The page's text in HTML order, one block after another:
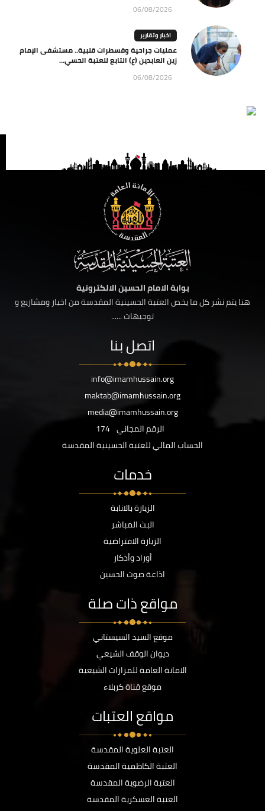
06/08/2026
اخبار وتقارير
عمليات جراحية وقسطرات قلبية.. مستشفى الإمام
زين العابدين (ع) التابع للعتبة الحسي...
06/08/2026
بوابة الامام الحسين الالكترونية
هنا يتم نشر كل ما يخص العتبة الحسينية المقدسة من اخبار ومشاريع و
توجيهات ......
اتصل بنا
info@imamhussain.org
maktab@imamhussain.org
media@imamhussain.org
الرقم المجاني 174
الحساب المالي للعتبة الحسينية المقدسة
خدمات
الزيارة بالانابة
البث المباشر
الزيارة الافتراضية
أوراد وأذكار
اذاعة صوت الحسين
مواقع ذات صلة
موقع السيد السيستاني
ديوان الوقف الشيعي
الامانة العامة للمزارات الشيعية
موقع قناة كربلاء
مواقع العتبات
العتبة العلوية المقدسة
العتبة الكاظمية المقدسة
العتبة الرضوية المقدسة
العتبة العسكرية المقدسة